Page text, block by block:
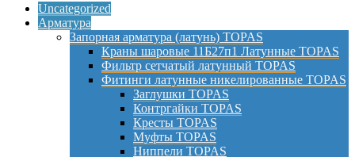
Uncategorized
Арматура
Запорная арматура (латунь) TOPAS
Краны шаровые 11Б27п1 Латунные TOPAS
Фильтр сетчатый латунный TOPAS
Фитинги латунные никелированные TOPAS
Заглушки TOPAS
Контргайки TOPAS
Кресты TOPAS
Муфты TOPAS
Ниппели TOPAS